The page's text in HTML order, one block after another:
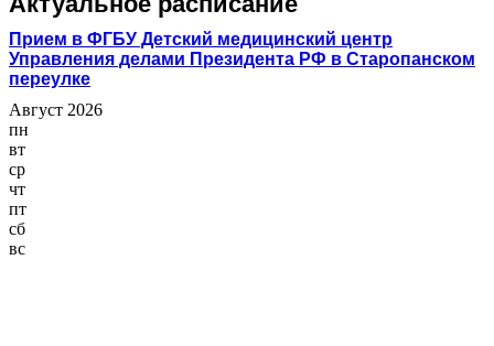
Прием в ФГБУ Детский медицинский центр
Управления делами Президента РФ в Старопанском
переулке
Август 2026
пн
вт
ср
чт
пт
сб
вс